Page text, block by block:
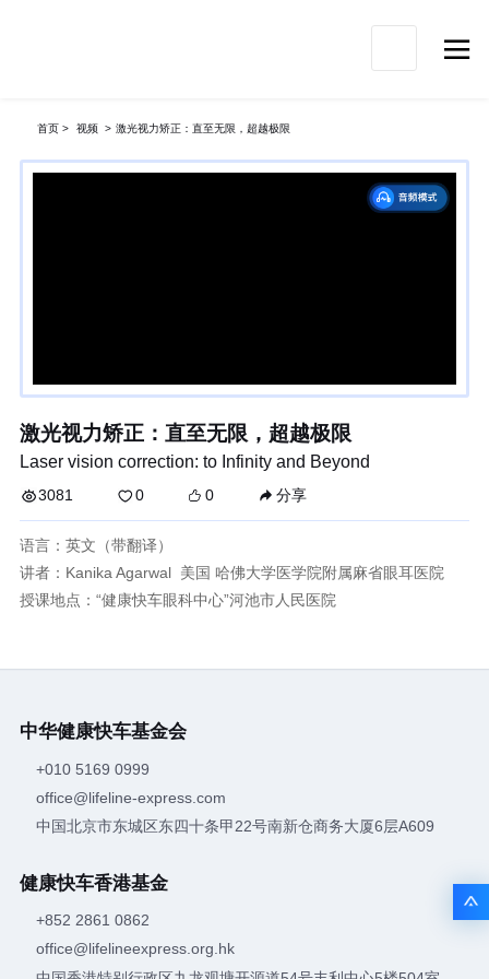

首页 > 视频 > 激光视力矫正：直至无限，超越极限
激光视力矫正：直至无限，超越极限
Laser vision correction: to Infinity and Beyond
3081 0 0 分享
语言：英文（带翻译）
讲者：Kanika Agarwal 美国 哈佛大学医学院附属麻省眼耳医院
授课地点：“健康快车眼科中心”河池市人民医院
中华健康快车基金会
+010 5169 0999
office@lifeline-express.com
中国北京市东城区东四十条甲22号南新仓商务大厦6层A609
健康快车香港基金
+852 2861 0862
office@lifelineexpress.org.hk